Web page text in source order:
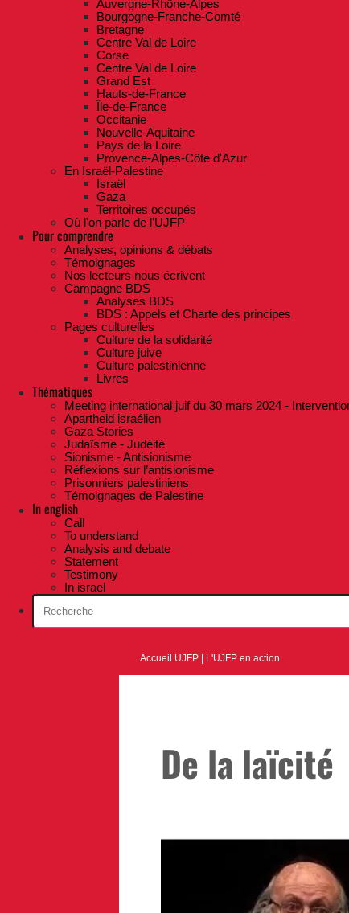
Auvergne-Rhône-Alpes
Bourgogne-Franche-Comté
Bretagne
Centre Val de Loire
Corse
Centre Val de Loire
Grand Est
Hauts-de-France
Île-de-France
Occitanie
Nouvelle-Aquitaine
Pays de la Loire
Provence-Alpes-Côte d'Azur
En Israël-Palestine
Israël
Gaza
Territoires occupés
Où l'on parle de l'UJFP
Pour comprendre
Analyses, opinions & débats
Témoignages
Nos lecteurs nous écrivent
Campagne BDS
Analyses BDS
BDS : Appels et Charte des principes
Pages culturelles
Culture de la solidarité
Culture juive
Culture palestinienne
Livres
Thématiques
Meeting international juif du 30 mars 2024 -
Apartheid israélien
Gaza Stories
Judaïsme - Judéité
Sionisme - Antisionisme
Réflexions sur l’antisionisme
Prisonniers palestiniens
Témoignages de Palestine
In english
Call
To understand
Analysis and debate
Statement
Testimony
In israel
Accueil UJFP L'UJFP en action
De la laïcité